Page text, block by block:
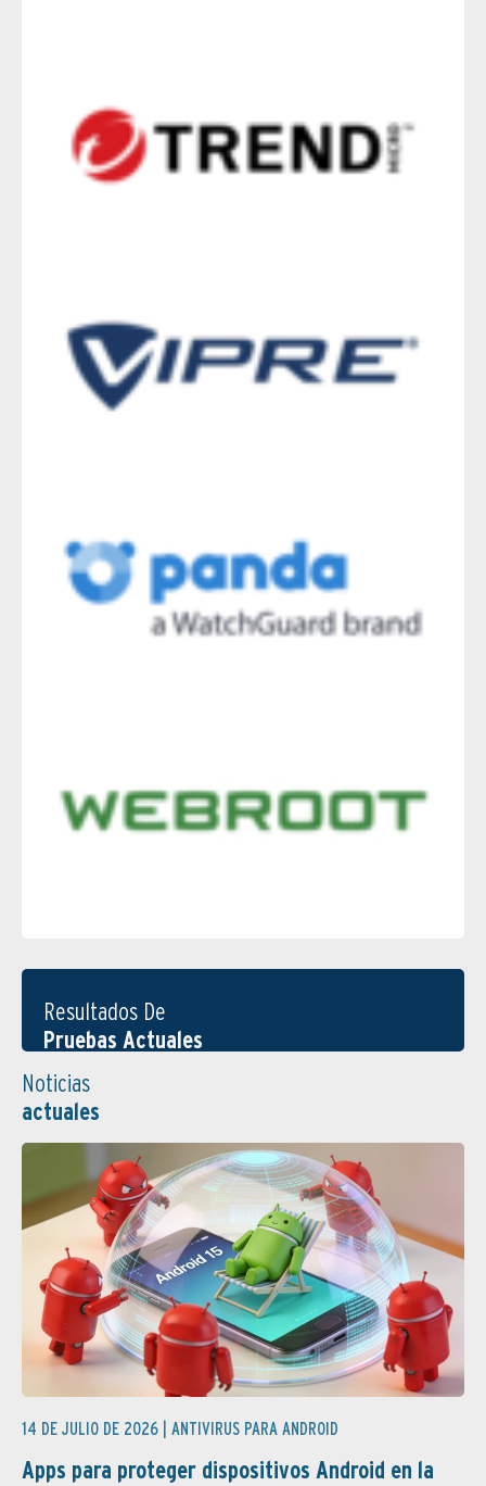
Resultados De
Pruebas Actuales
Noticias
actuales
14 DE JULIO DE 2026 | ANTIVIRUS PARA ANDROID
Apps para proteger dispositivos Android en la